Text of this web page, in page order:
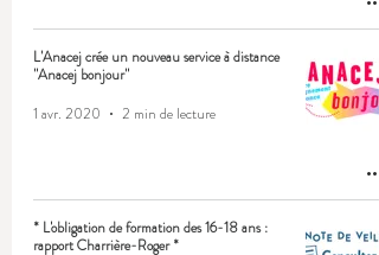
L'Anacej crée un nouveau service à distance
"Anacej bonjour"
1 avr. 2020
2 min de lecture
* L'obligation de formation des 16-18 ans :
rapport Charrière-Roger *